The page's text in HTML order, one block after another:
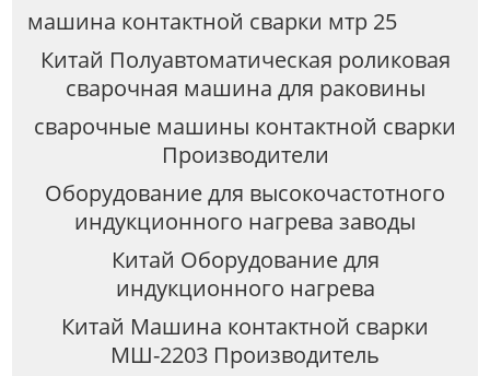
машина контактной сварки мтр 25
Китай Полуавтоматическая роликовая
сварочная машина для раковины
сварочные машины контактной сварки
Производители
Оборудование для высокочастотного
индукционного нагрева заводы
Китай Оборудование для
индукционного нагрева
Китай Машина контактной сварки
МШ-2203 Производитель